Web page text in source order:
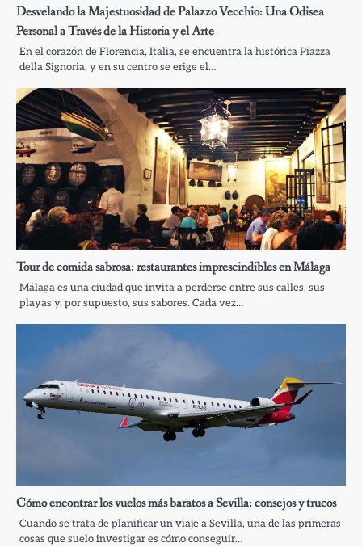
Desvelando la Majestuosidad de Palazzo Vecchio: Una Odisea
Personal a Través de la Historia y el Arte
En el corazón de Florencia, Italia, se encuentra la histórica Piazza
della Signoria, y en su centro se erige el…
Tour de comida sabrosa: restaurantes imprescindibles en Málaga
Málaga es una ciudad que invita a perderse entre sus calles, sus
playas y, por supuesto, sus sabores. Cada vez…
Cómo encontrar los vuelos más baratos a Sevilla: consejos y trucos
Cuando se trata de planificar un viaje a Sevilla, una de las primeras
cosas que suelo investigar es cómo conseguir…